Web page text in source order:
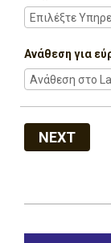
Ανάθεση για
NEXT
07-